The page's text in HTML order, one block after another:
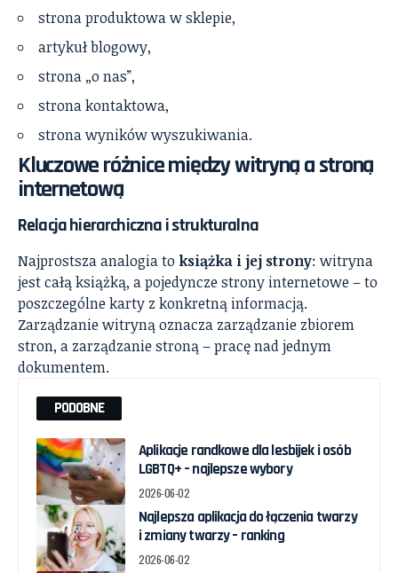
strona produktowa w sklepie,
artykuł blogowy,
strona „o nas”,
strona kontaktowa,
strona wyników wyszukiwania.
Kluczowe różnice między witryną a stroną
internetową
Relacja hierarchiczna i strukturalna
Najprostsza analogia to książka i jej strony: witryna
jest całą książką, a pojedyncze strony internetowe – to
poszczególne karty z konkretną informacją.
Zarządzanie witryną oznacza zarządzanie zbiorem
stron, a zarządzanie stroną – pracę nad jednym
dokumentem.
PODOBNE
Aplikacje randkowe dla lesbijek i osób
LGBTQ+ – najlepsze wybory
2026-06-02
Najlepsza aplikacja do łączenia twarzy
i zmiany twarzy – ranking
2026-06-02